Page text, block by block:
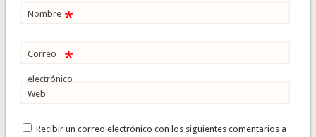
Nombre *
Correo
electrónico
*
Web
Recibir un correo electrónico con los siguientes comentarios a